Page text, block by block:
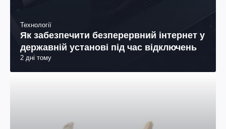
Технології
Як забезпечити безперервний інтернет у
державній установі під час відключень
2 дні тому